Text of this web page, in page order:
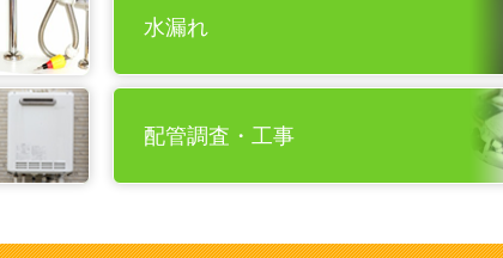
水漏れ
配管調査・工事